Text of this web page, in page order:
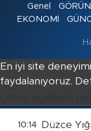
Genel
EKONOMİ
En iyi site
faydalanıyoruz.
10:14 Düzce